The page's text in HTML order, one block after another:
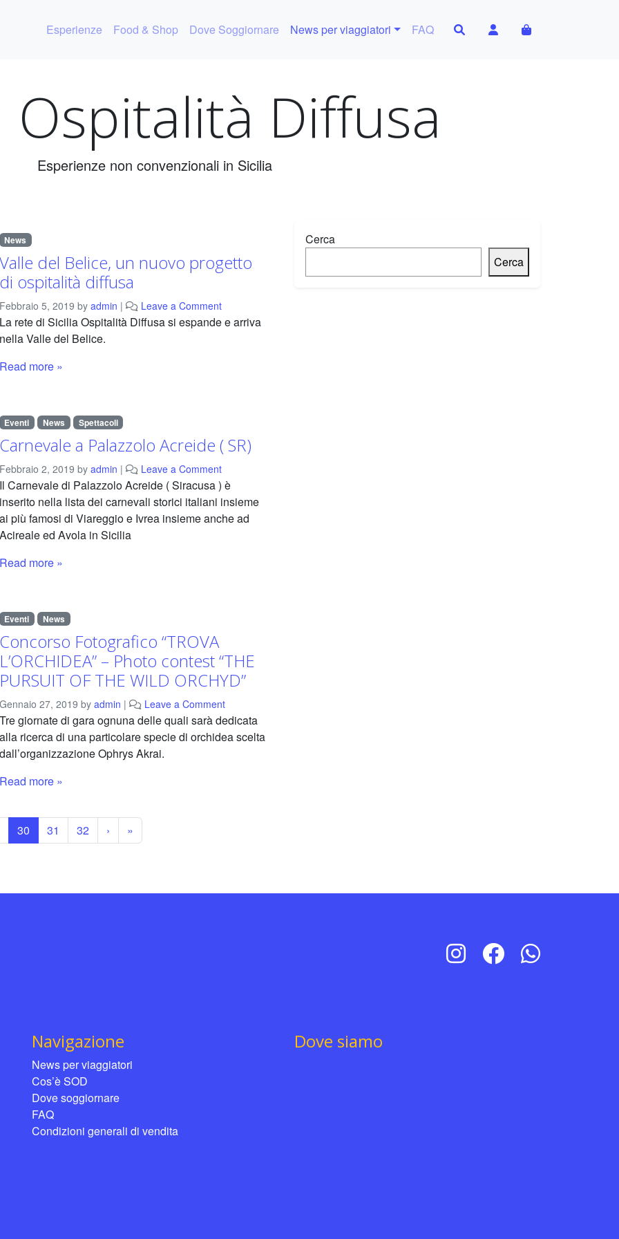
Esperienze Food & Shop Dove Soggiornare News per viaggiatori FAQ SearchAccountCart
Ospitalità Diffusa
Esperienze non convenzionali in Sicilia
News
Valle del Belice, un nuovo progetto
di ospitalità diffusa
Febbraio 5, 2019 by admin | Leave a Comment
La rete di Sicilia Ospitalità Diffusa si espande e arriva
nella Valle del Belice.
Read more »
Eventi News Spettacoli
Carnevale a Palazzolo Acreide ( SR)
Febbraio 2, 2019 by admin | Leave a Comment
Il Carnevale di Palazzolo Acreide ( Siracusa ) è
inserito nella lista dei carnevali storici italiani insieme
ai più famosi di Viareggio e Ivrea insieme anche ad
Acireale ed Avola in Sicilia
Read more »
Eventi News
Concorso Fotografico “TROVA
L’ORCHIDEA” – Photo contest “THE
PURSUIT OF THE WILD ORCHYD”
Gennaio 27, 2019 by admin | Leave a Comment
Tre giornate di gara ognuna delle quali sarà dedicata
alla ricerca di una particolare specie di orchidea scelta
dall’organizzazione Ophrys Akrai.
Read more »
Current Page
30 Page
31 Page
32 › »
Cerca
Cerca
Navigazione
News per viaggiatori
Cos’è SOD
Dove soggiornare
FAQ
Condizioni generali di vendita
Dove siamo